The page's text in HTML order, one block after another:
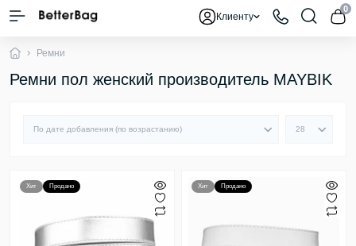
Клиенту
0
Ремни
Ремни пол женский производитель MAYBIK
Хит Продано Хит Продано